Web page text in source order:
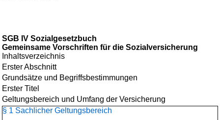
SGB IV Sozialgesetzbuch
Gemeinsame Vorschriften für die Sozialversicherung
Inhaltsverzeichnis
Erster Abschnitt
Grundsätze und Begriffsbestimmungen
Erster Titel
Geltungsbereich und Umfang der Versicherung
§ 1 Sachlicher Geltungsbereich